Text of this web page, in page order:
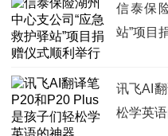
信泰保
站”项目
讯飞AI
松学英